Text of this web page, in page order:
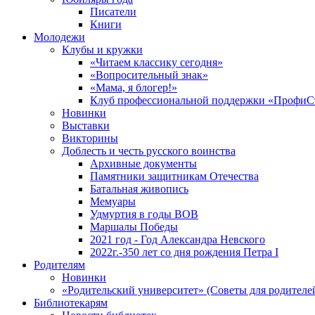
Писатели
Книги
Молодежи
Клубы и кружки
«Читаем классику сегодня»
«Вопросительный знак»
«Мама, я блогер!»
Клуб профессиональной поддержки
Новинки
Выставки
Викторины
Доблесть и честь русского воинства
Архивные документы
Памятники защитникам Отечества
Батальная живопись
Мемуары
Удмуртия в годы ВОВ
Маршалы Победы
2021 год - Год Александра Невского
2022г.-350 лет со дня рождения Петра I
Родителям
Новинки
«Родительский университет» (Советы для
Библиотекарям